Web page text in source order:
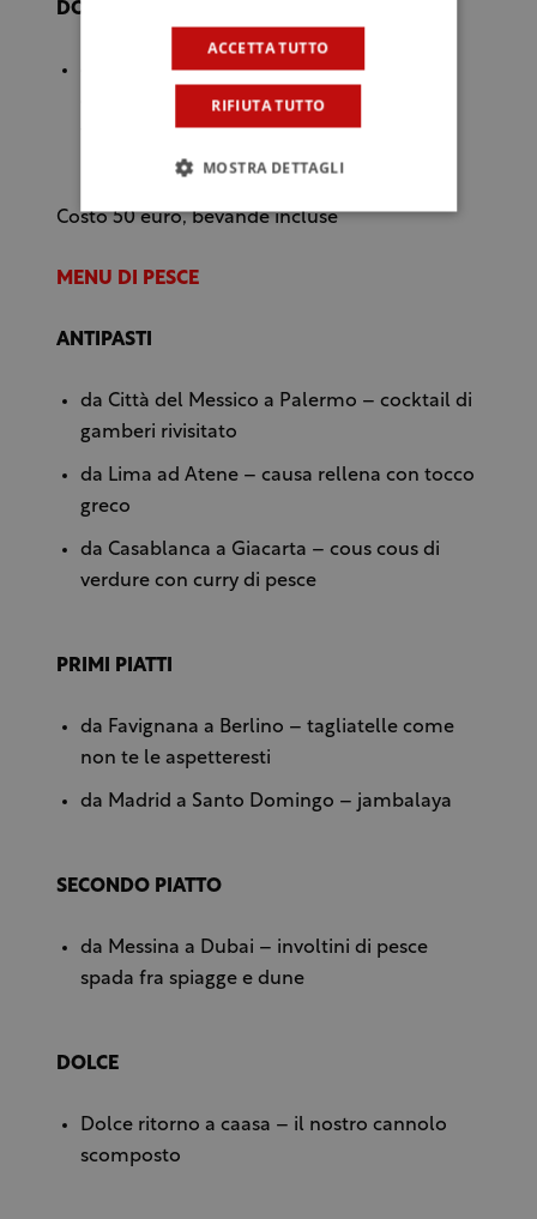
DOLCE
da Philadelphia a Bogotà – cheesecake al
cioccolato bianco con salsa al mango e
frutto della passione
Costo 50 euro, bevande incluse
MENU DI PESCE
ANTIPASTI
da Città del Messico a Palermo – cocktail di
gamberi rivisitato
da Lima ad Atene – causa rellena con tocco
greco
da Casablanca a Giacarta – cous cous di
verdure con curry di pesce
PRIMI PIATTI
da Favignana a Berlino – tagliatelle come
non te le aspetteresti
da Madrid a Santo Domingo – jambalaya
SECONDO PIATTO
da Messina a Dubai – involtini di pesce
spada fra spiagge e dune
DOLCE
Dolce ritorno a caasa – il nostro cannolo
scomposto
ACCETTA TUTTO
RIFIUTA TUTTO
MOSTRA DETTAGLI